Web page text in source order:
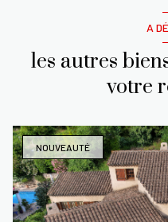
A
les autres
votre
NOUVEAUTÉ